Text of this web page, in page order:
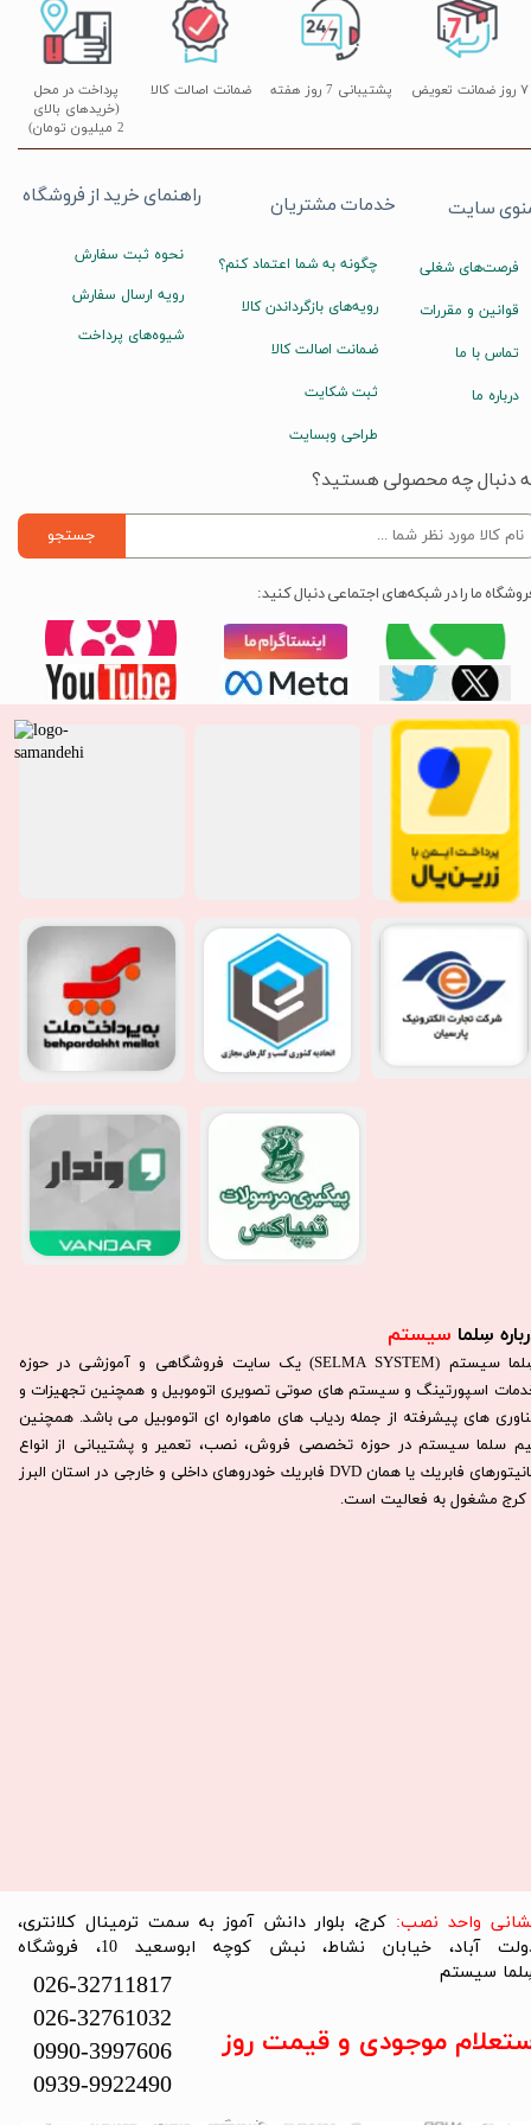
سِلما سیستم​​​​​​​
سِلما سيستم (SELMA SYSTEM) یک سایت فروشگاهی و آموزشی در حوزه
اسپورتینگ و سیستم های صوتی تصویری اتوموبیل و همچنین تجهیزات و
های پیشرفته از جمله ردیاب های ماهواره ای اتوموبیل می باشد. همچنين
سلما سيستم در حوزه تخصصی فروش، نصب، تعمير و پشتيبانی از انواع
مانيتورهای فابريك يا همان DVD فابريك خودروهای داخلی و خارجی در استان البرز
كرج مشغول به فعاليت است.​​​​​​​
پشتیبانی 7 روز هفته
پرداخت در محل
(خریدهای بالای
2 میلیون تومان)
۷ روز ضمانت تعویض ضمانت اصالت کالا
راهنمای خرید از فروشگاه
نحوه ثبت سفارش
رویه ارسال سفارش
شیوه‌های پرداخت
خدمات مشتریان
چگونه به شما اعتماد کنم؟
رویه‌های بازگرداندن کالا
ضمانت اصالت کالا
ثبت شکایت
طراحی وبسایت
سایت
فرصت‌های شغلی
قوانین و مقررات
تماس با ما
درباره ما
دنبال چه محصولی هستید؟
جستجو
ما را در شبکه‌های اجتماعی دنبال کنید:
واحد نصب: کرج، بلوار دانش آموز به سمت ترمینال کلانتری،
دولت آباد، خیابان نشاط، نبش کوچه ابوسعید 10، فروشگاه
سیستم​​​​​​​
026-32711817
026-32761032
0990-3997606
0939-9922490
موجودی و قیمت روز